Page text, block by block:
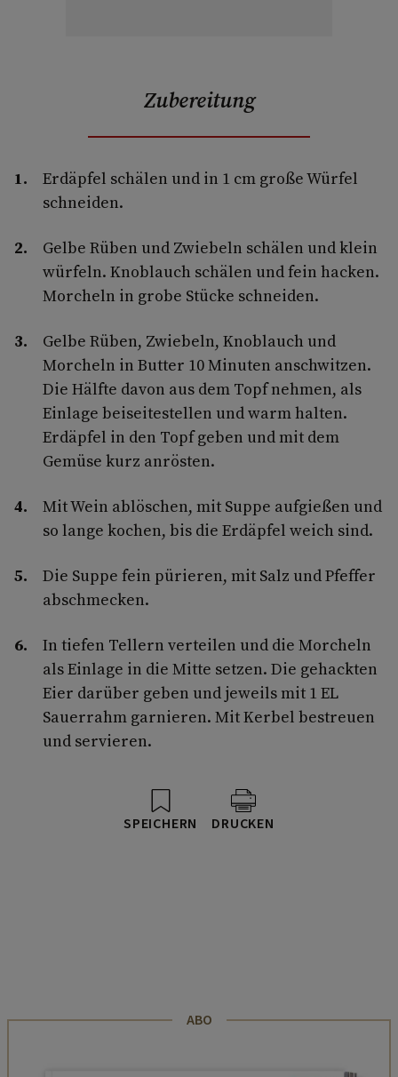
Zubereitung
Erdäpfel schälen und in 1 cm große Würfel
schneiden.
Gelbe Rüben und Zwiebeln schälen und klein
würfeln. Knoblauch schälen und fein hacken.
Morcheln in grobe Stücke schneiden.
Gelbe Rüben, Zwiebeln, Knoblauch und
Morcheln in Butter 10 Minuten anschwitzen.
Die Hälfte davon aus dem Topf nehmen, als
Einlage beiseitestellen und warm halten.
Erdäpfel in den Topf geben und mit dem
Gemüse kurz anrösten.
Mit Wein ablöschen, mit Suppe aufgießen und
so lange kochen, bis die Erdäpfel weich sind.
Die Suppe fein pürieren, mit Salz und Pfeffer
abschmecken.
In tiefen Tellern verteilen und die Morcheln
als Einlage in die Mitte setzen. Die gehackten
Eier darüber geben und jeweils mit 1 EL
Sauerrahm garnieren. Mit Kerbel bestreuen
und servieren.
SPEICHERN DRUCKEN
ABO